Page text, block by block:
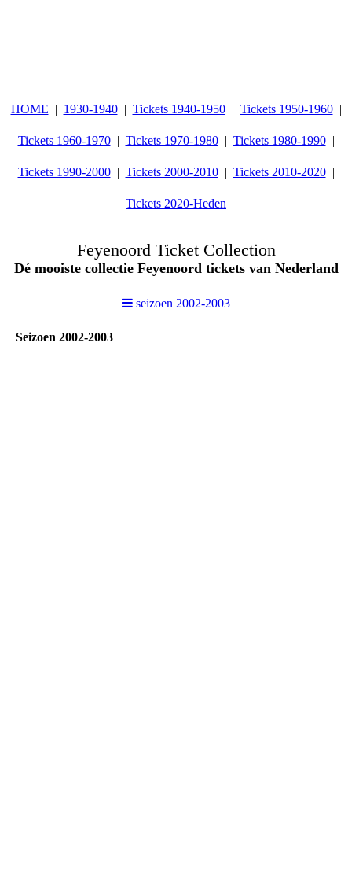
HOME 1930-1940 Tickets 1940-1950 Tickets 1950-1960
Tickets 1960-1970 Tickets 1970-1980 Tickets 1980-1990
Tickets 1990-2000 Tickets 2000-2010 Tickets 2010-2020
Tickets 2020-Heden
Feyenoord Ticket Collection
Dé mooiste collectie Feyenoord tickets van Nederland
seizoen 2002-2003
Seizoen 2002-2003